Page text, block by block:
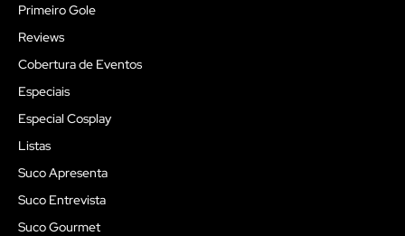
Primeiro Gole
Reviews
Cobertura de Eventos
Especiais
Especial Cosplay
Listas
Suco Apresenta
Suco Entrevista
Suco Gourmet